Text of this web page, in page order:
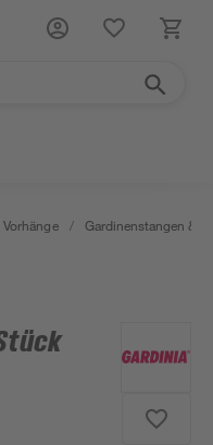
/ Gardinenstangen &